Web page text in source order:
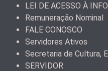
LEI DE ACESSO À
Remuneração Nominal
FALE CONOSCO
Servidores Ativos
Secretaria de Cultura,
SERVIDOR